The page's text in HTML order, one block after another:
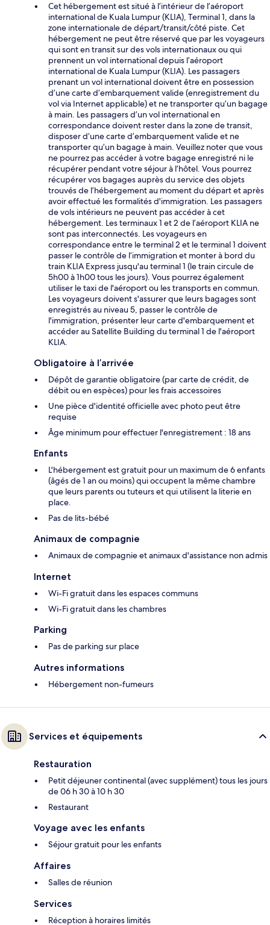
Cet hébergement est situé à l’intérieur de l’aéroport
international de Kuala Lumpur (KLIA), Terminal 1, dans la
zone internationale de départ/transit/côté piste. Cet
hébergement ne peut être réservé que par les voyageurs
qui sont en transit sur des vols internationaux ou qui
prennent un vol international depuis l’aéroport
international de Kuala Lumpur (KLIA). Les passagers
prenant un vol international doivent être en possession
d’une carte d’embarquement valide (enregistrement du
vol via Internet applicable) et ne transporter qu’un bagage
à main. Les passagers d’un vol international en
correspondance doivent rester dans la zone de transit,
disposer d’une carte d’embarquement valide et ne
transporter qu’un bagage à main. Veuillez noter que vous
ne pourrez pas accéder à votre bagage enregistré ni le
récupérer pendant votre séjour à l’hôtel. Vous pourrez
récupérer vos bagages auprès du service des objets
trouvés de l’hébergement au moment du départ et après
avoir effectué les formalités d'immigration. Les passagers
de vols intérieurs ne peuvent pas accéder à cet
hébergement. Les terminaux 1 et 2 de l’aéroport KLIA ne
sont pas interconnectés. Les voyageurs en
correspondance entre le terminal 2 et le terminal 1 doivent
passer le contrôle de l’immigration et monter à bord du
train KLIA Express jusqu'au terminal 1 (le train circule de
5h00 à 1h00 tous les jours). Vous pourrez également
utiliser le taxi de l'aéroport ou les transports en commun.
Les voyageurs doivent s'assurer que leurs bagages sont
enregistrés au niveau 5, passer le contrôle de
l'immigration, présenter leur carte d'embarquement et
accéder au Satellite Building du terminal 1 de l'aéroport
KLIA.
Obligatoire à l’arrivée
Dépôt de garantie obligatoire (par carte de crédit, de
débit ou en espèces) pour les frais accessoires
Une pièce d'identité officielle avec photo peut être
requise
Âge minimum pour effectuer l'enregistrement : 18 ans
Enfants
L'hébergement est gratuit pour un maximum de 6 enfants
(âgés de 1 an ou moins) qui occupent la même chambre
que leurs parents ou tuteurs et qui utilisent la literie en
place.
Pas de lits-bébé
Animaux de compagnie
Animaux de compagnie et animaux d'assistance non admis
Internet
Wi-Fi gratuit dans les espaces communs
Wi-Fi gratuit dans les chambres
Parking
Pas de parking sur place
Autres informations
Hébergement non-fumeurs
Services et équipements
Restauration
Petit déjeuner continental (avec supplément) tous les jours
de 06 h 30 à 10 h 30
Restaurant
Voyage avec les enfants
Séjour gratuit pour les enfants
Affaires
Salles de réunion
Services
Réception à horaires limités